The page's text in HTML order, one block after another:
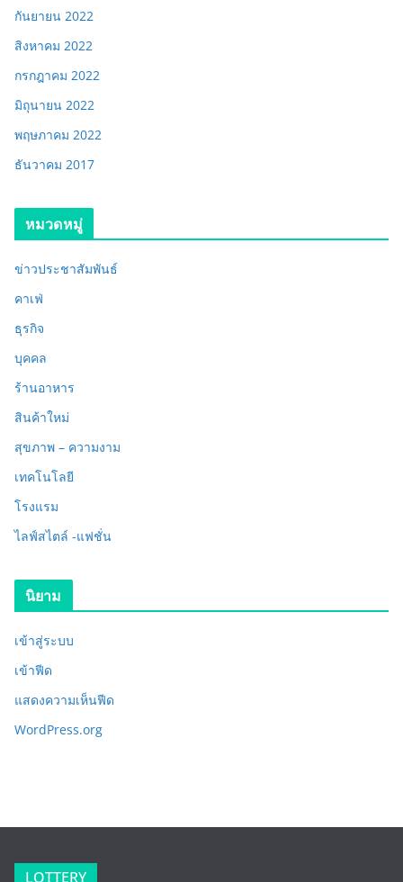
กันยายน 2022
สิงหาคม 2022
กรกฎาคม 2022
มิถุนายน 2022
พฤษภาคม 2022
ธันวาคม 2017
หมวดหมู่
ข่าวประชาสัมพันธ์
คาเฟ่
ธุรกิจ
บุคคล
ร้านอาหาร
สินค้าใหม่
สุขภาพ – ความงาม
เทคโนโลยี
โรงแรม
ไลฟ์สไตล์ -แฟชั่น
นิยาม
เข้าสู่ระบบ
เข้าฟีด
แสดงความเห็นฟีด
WordPress.org
LOTTERY